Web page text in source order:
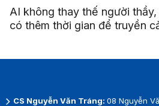
AI không thay thế người
có thêm thời gian để truyền
CS Nguyễn Văn Tráng: 08 Nguyễn